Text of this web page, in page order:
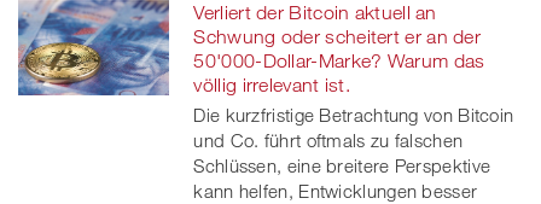
Verliert der Bitcoin aktuell an
Schwung oder scheitert er an der
50'000-Dollar-Marke? Warum das
völlig irrelevant ist.
Die kurzfristige Betrachtung von Bitcoin
und Co. führt oftmals zu falschen
Schlüssen, eine breitere Perspektive
kann helfen, Entwicklungen besser